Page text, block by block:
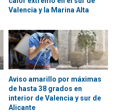
Valencia y la Marina Alta
Aviso amarillo por máximas
de hasta 38 grados en
interior de Valencia y sur de
Alicante